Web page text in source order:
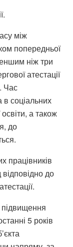
між
попередньої
ніж три
атестації
Час
в соціальних
а також
до
працівників
до
підвищення
5 років